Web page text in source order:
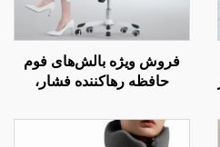
فروش ویژه بالش‌های فوم
حافظه رهاکننده فشار،
نشیمن، بالش صندلی S3